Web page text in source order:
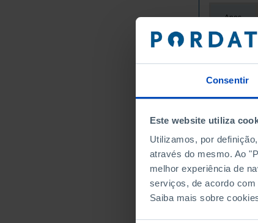
Consentir
Este website utiliza
Utilizamos, por
através do mesmo. Ao
melhor experiência de
serviços, de acordo
Saiba mais sobre
Anos
2015
2020
2021
2022
2023